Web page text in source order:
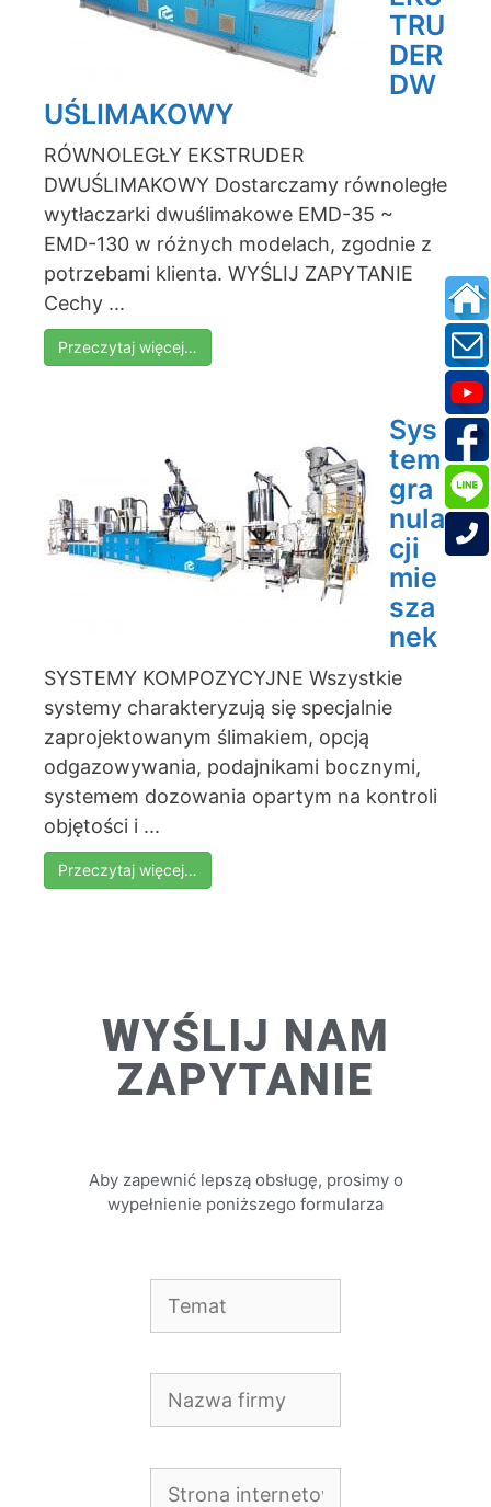
TRU
DER
DW
UŚLIMAKOWY
RÓWNOLEGŁY EKSTRUDER
DWUŚLIMAKOWY Dostarczamy równoległe
wytłaczarki dwuślimakowe EMD-35 ~
EMD-130 w różnych modelach, zgodnie z
potrzebami klienta. WYŚLIJ ZAPYTANIE
Cechy ...
Przeczytaj więcej…
Sys
tem
gra
nula
cji
mie
sza
nek
SYSTEMY KOMPOZYCYJNE Wszystkie
systemy charakteryzują się specjalnie
zaprojektowanym ślimakiem, opcją
odgazowywania, podajnikami bocznymi,
systemem dozowania opartym na kontroli
objętości i ...
Przeczytaj więcej…
WYŚLIJ NAM
ZAPYTANIE
Aby zapewnić lepszą obsługę, prosimy o
wypełnienie poniższego formularza